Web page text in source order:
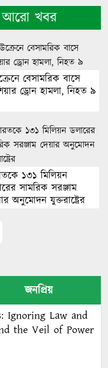
আরো খবর
বেসামরিক বাসে
ড্রোন হামলা, নিহত ৯
১৩১ মিলিয়ন
সামরিক সরঞ্জাম
অনুমোদন যুক্তরাষ্ট্রের
জনপ্রিয়
Ignoring Law and
the Veil of Power